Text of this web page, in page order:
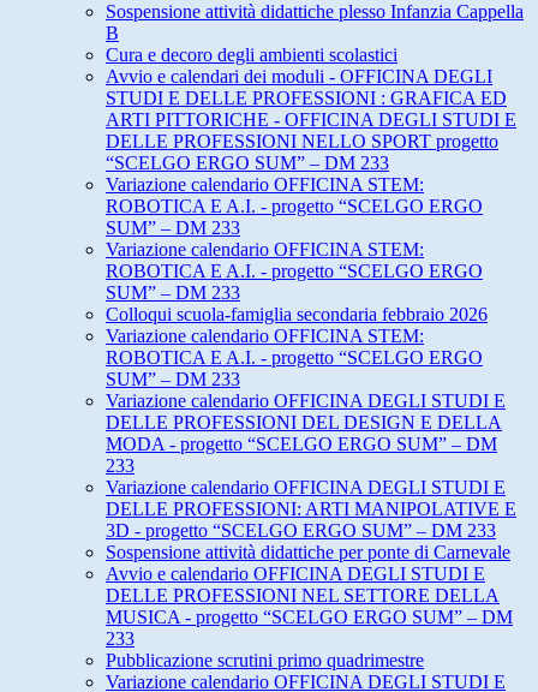
Sospensione attività didattiche plesso Infanzia Cappella
B
Cura e decoro degli ambienti scolastici
Avvio e calendari dei moduli - OFFICINA DEGLI
STUDI E DELLE PROFESSIONI : GRAFICA ED
ARTI PITTORICHE - OFFICINA DEGLI STUDI E
DELLE PROFESSIONI NELLO SPORT progetto
“SCELGO ERGO SUM” – DM 233
Variazione calendario OFFICINA STEM:
ROBOTICA E A.I. - progetto “SCELGO ERGO
SUM” – DM 233
Variazione calendario OFFICINA STEM:
ROBOTICA E A.I. - progetto “SCELGO ERGO
SUM” – DM 233
Colloqui scuola-famiglia secondaria febbraio 2026
Variazione calendario OFFICINA STEM:
ROBOTICA E A.I. - progetto “SCELGO ERGO
SUM” – DM 233
Variazione calendario OFFICINA DEGLI STUDI E
DELLE PROFESSIONI DEL DESIGN E DELLA
MODA - progetto “SCELGO ERGO SUM” – DM
233
Variazione calendario OFFICINA DEGLI STUDI E
DELLE PROFESSIONI: ARTI MANIPOLATIVE E
3D - progetto “SCELGO ERGO SUM” – DM 233
Sospensione attività didattiche per ponte di Carnevale
Avvio e calendario OFFICINA DEGLI STUDI E
DELLE PROFESSIONI NEL SETTORE DELLA
MUSICA - progetto “SCELGO ERGO SUM” – DM
233
Pubblicazione scrutini primo quadrimestre
Variazione calendario OFFICINA DEGLI STUDI E